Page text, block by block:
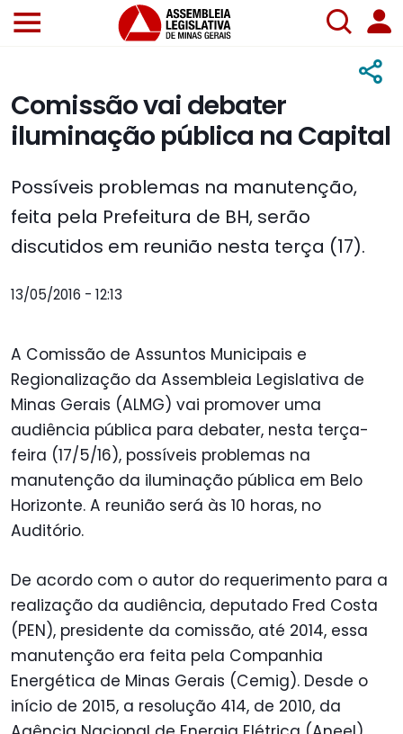
Comissão vai debater
iluminação pública na Capital
Possíveis problemas na manutenção,
feita pela Prefeitura de BH, serão
discutidos em reunião nesta terça (17).
13/05/2016 - 12:13
A Comissão de Assuntos Municipais e
Regionalização da Assembleia Legislativa de
Minas Gerais (ALMG) vai promover uma
audiência pública para debater, nesta terça-
feira (17/5/16), possíveis problemas na
manutenção da iluminação pública em Belo
Horizonte. A reunião será às 10 horas, no
Auditório.
De acordo com o autor do requerimento para a
realização da audiência, deputado Fred Costa
(PEN), presidente da comissão, até 2014, essa
manutenção era feita pela Companhia
Energética de Minas Gerais (Cemig). Desde o
início de 2015, a resolução 414, de 2010, da